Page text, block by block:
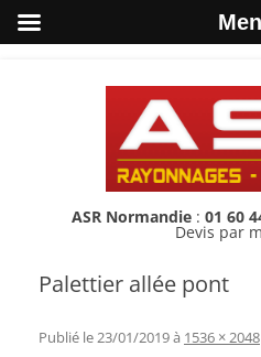
ASR Normandie: 01 60
Devis par
Palettier allée pont
Publié le23/01/2019à 1536 × 2048